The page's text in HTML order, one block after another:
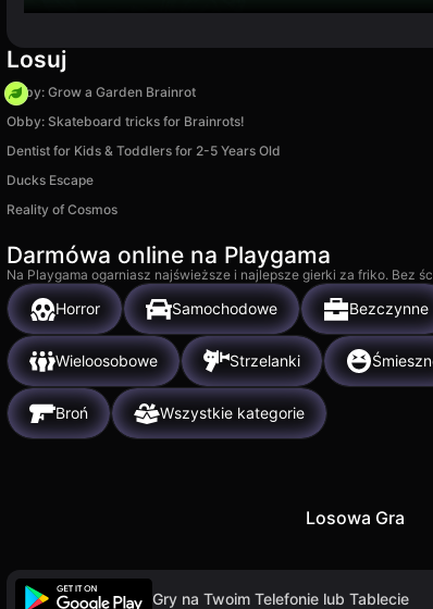
Losuj
Obby: Grow a Garden Brainrot
Obby: Skateboard tricks for Brainrots!
Dentist for Kids & Toddlers for 2-5 Years Old
Ducks Escape
Reality of Cosmos
Darmówa online na Playgama
Na Playgama ogarniasz najświeższe i najlepsze gierki za friko. Bez
Horror Samochodowe Bezczynne
Wieloosobowe Strzelanki
Broń Wszystkie kategorie
Losowa Gra
Gry na Twoim Telefonie lub Tablecie